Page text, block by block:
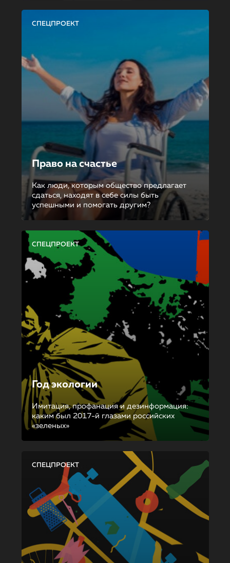
СПЕЦПРОЕКТ
Право на счастье
Как люди, которым общество предлагает
сдаться, находят в себе силы быть
успешными и помогать другим?
СПЕЦПРОЕКТ
Год экологии
Имитация, профанация и дезинформация:
каким был 2017-й глазами российских
«зеленых»
СПЕЦПРОЕКТ